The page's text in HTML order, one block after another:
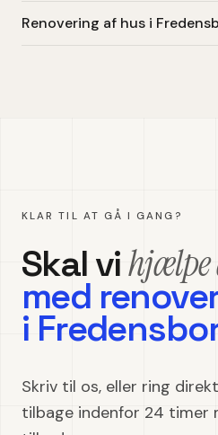
Renovering af hus i
KLAR TIL AT GÅ I GANG?
Skal vihjælpe
med
i
Skriv til os, eller ring
tilbage indenfor 24 timer